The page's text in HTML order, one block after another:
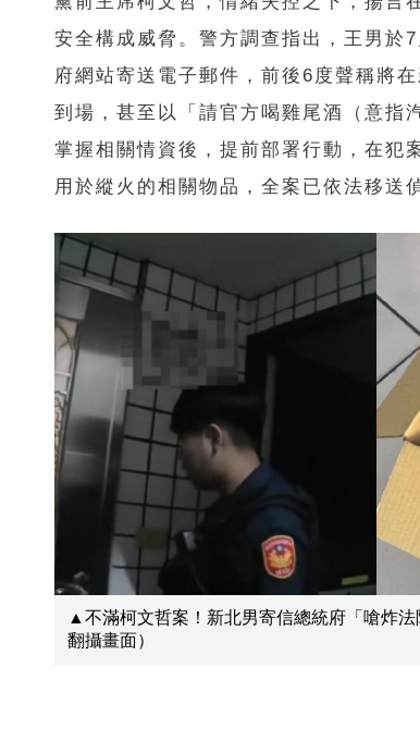
安全構成威脅。警方調查指出，王男於
府網站寄送電子郵件，前後6度聲稱將
到場，甚至以「請官方喝雞尾酒（意指
掌握相關情資後，提前部署行動，在犯
用於縱火的相關物品，全案已依法移送
▲不滿柯文哲案！新北男寄信總統府「嗆炸
翻攝畫面）